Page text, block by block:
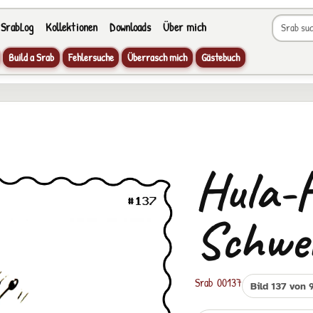
SrabLog Kollektionen Downloads Über mich
Galerie
Build a Srab Fehlersuche Überrasch mich Gästebuch
Hula-
Srab 00137 Bild 137 von